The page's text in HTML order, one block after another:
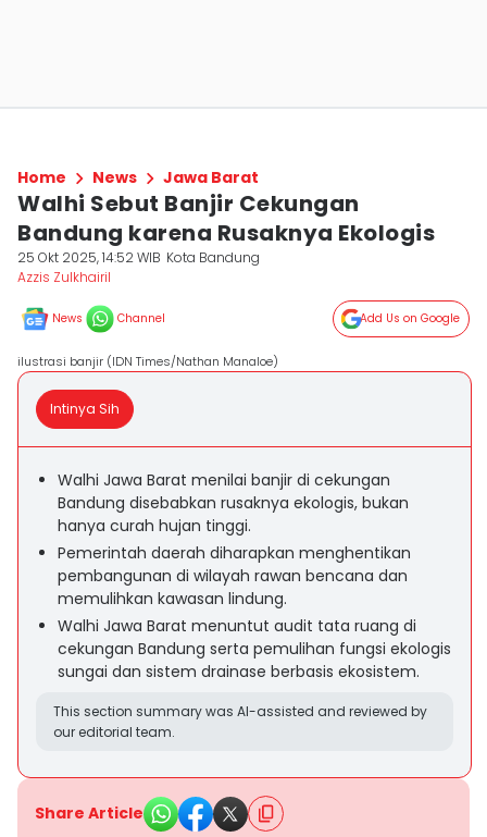
Home News Jawa Barat
Walhi Sebut Banjir Cekungan
Bandung karena Rusaknya Ekologis
25 Okt 2025, 14:52 WIB Kota Bandung
Azzis Zulkhairil
News Channel Add Us on Google
ilustrasi banjir (IDN Times/Nathan Manaloe)
Intinya Sih
Walhi Jawa Barat menilai banjir di cekungan
Bandung disebabkan rusaknya ekologis, bukan
hanya curah hujan tinggi.
Pemerintah daerah diharapkan menghentikan
pembangunan di wilayah rawan bencana dan
memulihkan kawasan lindung.
Walhi Jawa Barat menuntut audit tata ruang di
cekungan Bandung serta pemulihan fungsi ekologis
sungai dan sistem drainase berbasis ekosistem.
This section summary was AI-assisted and reviewed by
our editorial team.
Share Article